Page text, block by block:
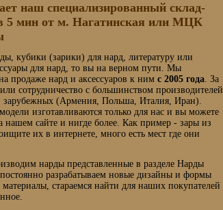
наш специализированный склад-
5 мин от м. Нагатинская или МЦК
кубики (зарики) для нард, литературу или
для нард, то вы на верном пути. Мы
продаже нард и аксессуаров к ним с 2005 года. За
сотрудничество с большинством производителей
зарубежных (Армения, Польша, Италия, Иран).
изготавливаются только для нас и вы можете
нашем сайте и нигде более. Как пример - зары из
их в интернете, много есть мест где они
нарды представленные в разделе Нарды
разрабатываем новые дизайны и формы
стараемся найти для наших покупателей